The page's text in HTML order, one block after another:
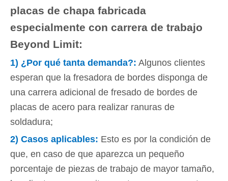
placas de chapa fabricada
especialmente con carrera de trabajo
Beyond Limit:
1) ¿Por qué tanta demanda?: Algunos clientes
esperan que la fresadora de bordes disponga de
una carrera adicional de fresado de bordes de
placas de acero para realizar ranuras de
soldadura;
2) Casos aplicables: Esto es por la condición de
que, en caso de que aparezca un pequeño
porcentaje de piezas de trabajo de mayor tamaño,